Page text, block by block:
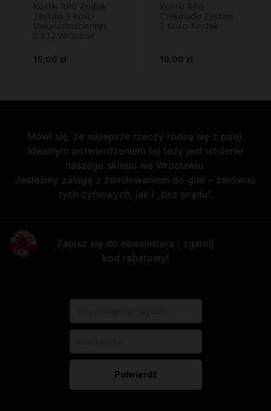
Podejrzyj i
kup
Kostki RPG Zodiak
Zestaw 3 Kości
Dwunastościennyc
h K12 Wróżenie
Cena
15,00 zł
Podejrzyj i
kup
Kostki RPG
Czekoladki Zestaw
7 Kości Kostek
Cena
19,00 zł
Mówi się, że najlepsze rzeczy rodzą się z pasji.
Idealnym potwierdzeniem tej tezy jest istnienie
naszego sklepu we Wrocławiu.
Jesteśmy załogą z zamiłowaniem do gier – zarówno
tych cyfrowych, jak i „bez prądu”.
Zapisz się do newslettera i zgarnij
kod rabatowy!